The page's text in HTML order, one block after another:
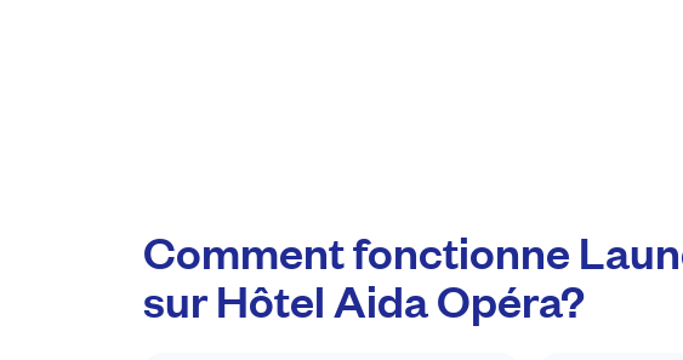
Comment fonctionne
sur Hôtel Aida Opéra?